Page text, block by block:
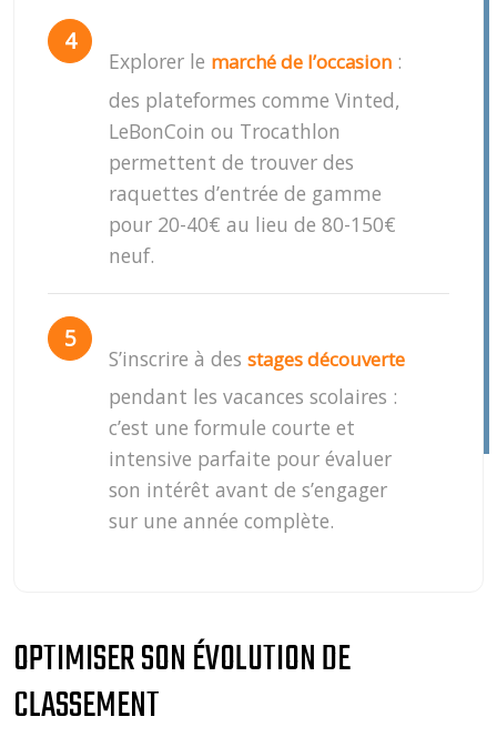
Explorer le marché de l’occasion :
des plateformes comme Vinted,
LeBonCoin ou Trocathlon
permettent de trouver des
raquettes d’entrée de gamme
pour 20-40€ au lieu de 80-150€
neuf.
S’inscrire à des stages découverte
pendant les vacances scolaires :
c’est une formule courte et
intensive parfaite pour évaluer
son intérêt avant de s’engager
sur une année complète.
OPTIMISER SON ÉVOLUTION DE
CLASSEMENT